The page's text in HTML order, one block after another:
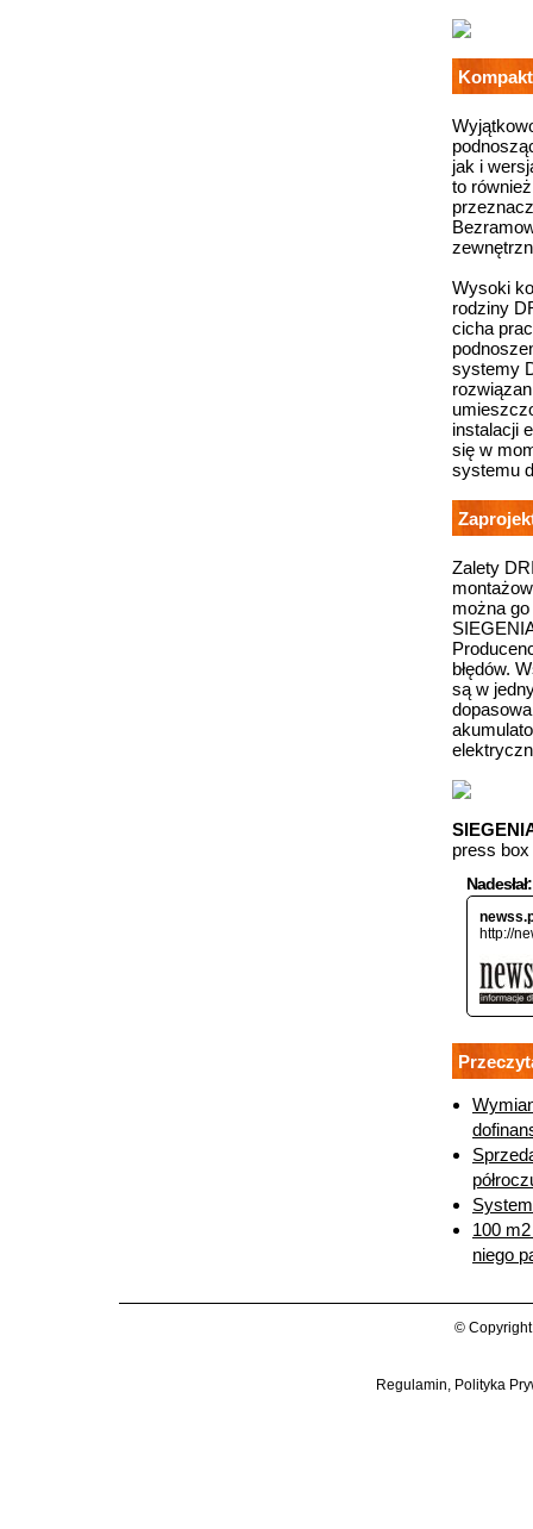
jak i
to
Wysoki
rodziny
cicha
systemy
instalacji
się w
systemu
Zalety
można
błędów.
są w
press box
Nadesłał:
http://
100
niego
©
Regulamin, Polityka